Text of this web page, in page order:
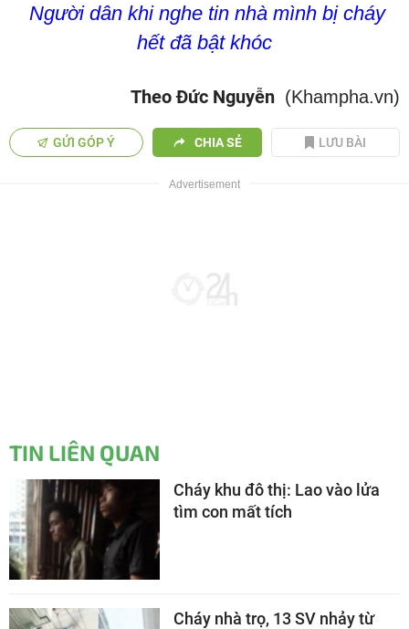
Người dân khi nghe tin nhà mình bị cháy
hết đã bật khóc
Theo Đức Nguyễn (Khampha.vn)
GỬI GÓP Ý CHIA SẺ LƯU BÀI
TIN LIÊN QUAN
Cháy khu đô thị: Lao vào lửa
tìm con mất tích
Cháy nhà trọ, 13 SV nhảy từ